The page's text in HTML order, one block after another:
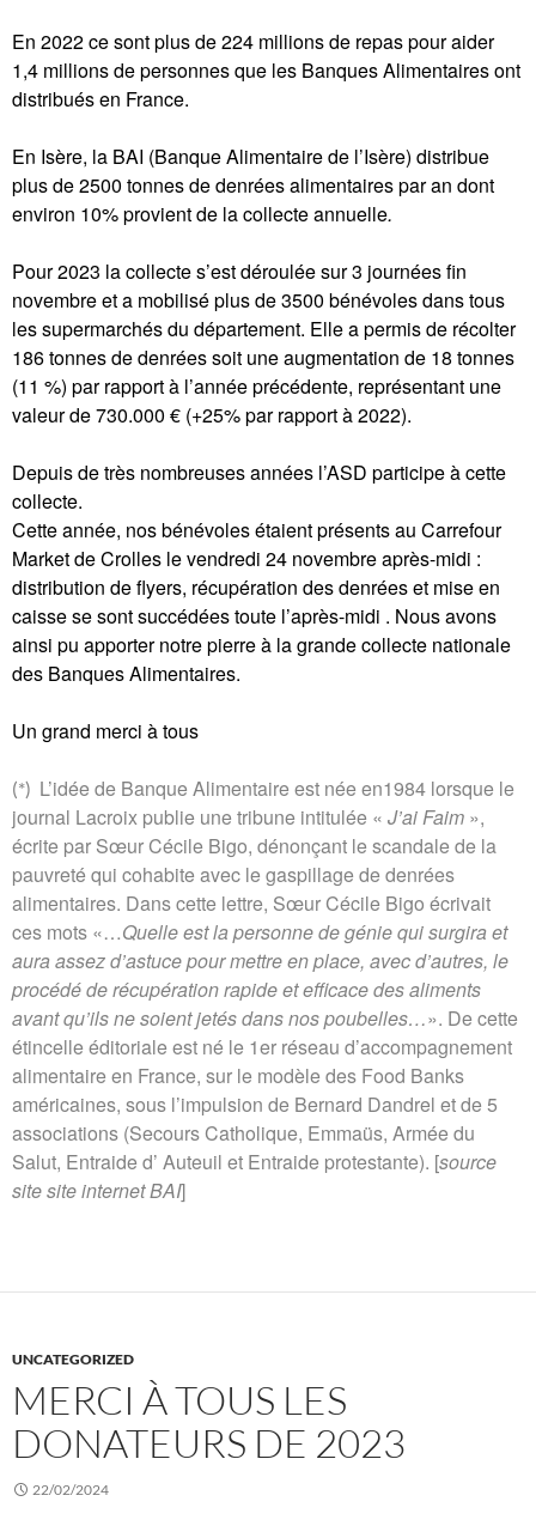
En 2022 ce sont plus de 224 millions de repas pour aider
1,4 millions de personnes que les Banques Alimentaires ont
distribués en France.
En Isère, la BAI (Banque Alimentaire de l’Isère) distribue
plus de 2500 tonnes de denrées alimentaires par an dont
environ 10% provient de la collecte annuelle.
Pour 2023 la collecte s’est déroulée sur 3 journées fin
novembre et a mobilisé plus de 3500 bénévoles dans tous
les supermarchés du département. Elle a permis de récolter
186 tonnes de denrées soit une augmentation de 18 tonnes
(11 %) par rapport à l’année précédente, représentant une
valeur de 730.000 € (+25% par rapport à 2022).
Depuis de très nombreuses années l’ASD participe à cette
collecte.
Cette année, nos bénévoles étaient présents au Carrefour
Market de Crolles le vendredi 24 novembre après-midi :
distribution de flyers, récupération des denrées et mise en
caisse se sont succédées toute l’après-midi . Nous avons
ainsi pu apporter notre pierre à la grande collecte nationale
des Banques Alimentaires.
Un grand merci à tous
(*) L’idée de Banque Alimentaire est née en1984 lorsque le
journal Lacroix publie une tribune intitulée « J’ai Faim »,
écrite par Sœur Cécile Bigo, dénonçant le scandale de la
pauvreté qui cohabite avec le gaspillage de denrées
alimentaires. Dans cette lettre, Sœur Cécile Bigo écrivait
ces mots «…Quelle est la personne de génie qui surgira et
aura assez d’astuce pour mettre en place, avec d’autres, le
procédé de récupération rapide et efficace des aliments
avant qu’ils ne soient jetés dans nos poubelles…». De cette
étincelle éditoriale est né le 1er réseau d’accompagnement
alimentaire en France, sur le modèle des Food Banks
américaines, sous l’impulsion de Bernard Dandrel et de 5
associations (Secours Catholique, Emmaüs, Armée du
Salut, Entraide d’ Auteuil et Entraide protestante). [source
site site internet BAI]
UNCATEGORIZED
MERCI À TOUS LES
DONATEURS DE 2023
22/02/2024